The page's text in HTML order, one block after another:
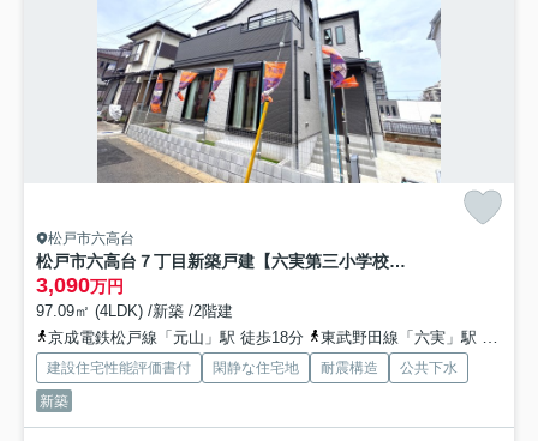
松戸市六高台
松戸市六高台７丁目新築戸建【六実第三小学校：4分】
3,090万円
97.09㎡ (4LDK) /新築 /2階建
京成電鉄松戸線「元山」駅 徒歩18分
東武野田線「六実」駅 徒歩21分
建設住宅性能評価書付 閑静な住宅地 耐震構造
公共下水
新築